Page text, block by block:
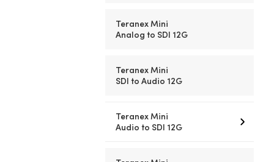
Teranex Mini
Analog to SDI 12G
Teranex Mini
SDI to Audio 12G
Teranex Mini
Audio to SDI 12G